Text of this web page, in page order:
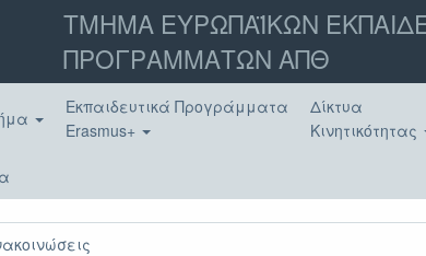
ΤΜΗΜΑ ΕΥΡΩΠΑΪΚΩΝ
ΠΡΟΓΡΑΜΜΑΤΩΝ ΑΠΘ
Εκπαιδευτικά Προγράμματα
Erasmus+
Δίκτυα
Κινητικότητας